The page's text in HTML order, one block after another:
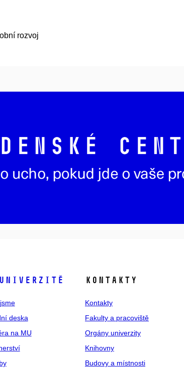
rozvoj
deska
na MU
Kontakty
Kontakty
Fakulty a pracoviště
Orgány univerzity
Knihovny
Budovy a místnosti